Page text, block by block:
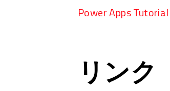
Power Apps Tutorial
リンク